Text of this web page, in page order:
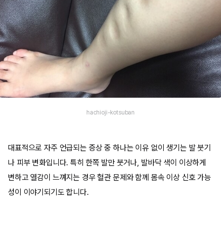
hachioji-kotsuban
대표적으로 자주 언급되는 증상 중 하나는 이유 없이 생기는 발 붓기
나 피부 변화입니다. 특히 한쪽 발만 붓거나, 발바닥 색이 이상하게
변하고 열감이 느껴지는 경우 혈관 문제와 함께 몸속 이상 신호 가능
성이 이야기되기도 합니다.